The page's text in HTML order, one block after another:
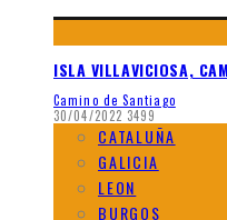
ISLA VILLAVICIOSA,
Camino de Santiago
30/04/2022 3499
CATALUÑA
GALICIA
LEON
BURGOS